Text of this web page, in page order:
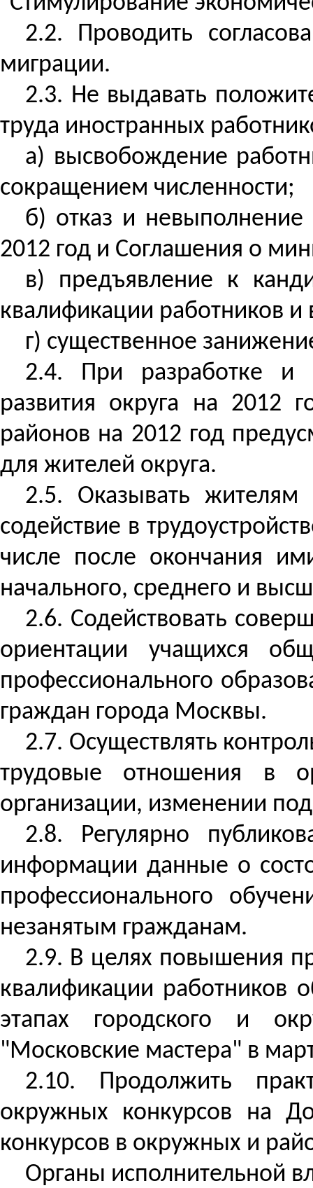
2.2. Проводить
миграции.
2.3. Не выдавать
труда иностранных
а) высвобождение
сокращением численности;
б) отказ и невыполнение
2012 год и Соглашения о
в) предъявление к
квалификации работников
г) существенное
2.4. При разработке и
развития округа на 2012
районов на 2012 год
для жителей округа.
2.5. Оказывать жителям
содействие в
числе после окончания
начального, среднего и
2.6. Содействовать
ориентации учащихся
профессионального
граждан города Москвы.
2.7. Осуществлять
трудовые отношения в
организации, изменении
2.8. Регулярно
информации данные о
профессионального
незанятым гражданам.
2.9. В целях повышения
квалификации работников
этапах городского и
"Московские мастера" в
2.10. Продолжить
окружных конкурсов на
конкурсов в окружных и
Органы исполнительной